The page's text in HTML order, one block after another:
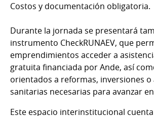
Costos y documentación obligatoria.
Durante la jornada se presentará
instrumento CheckRUNAEV, que
emprendimientos acceder a
gratuita financiada por Ande, así
orientados a reformas, inversiones o
sanitarias necesarias para avanzar
Este espacio interinstitucional